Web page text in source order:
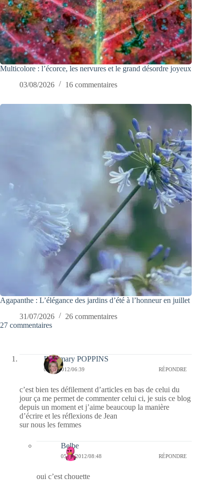
Multicolore : l’écorce, les nervures et le grand désordre joyeux
03/08/2026
16 commentaires
Agapanthe : L’élégance des jardins d’été à l’honneur en juillet
31/07/2026
26 commentaires
27 commentaires
Fabymary POPPINS
05/01/2012/06:39 RÉPONDRE
c’est bien tes défilement d’articles en bas de celui du
jour ça me permet de commenter celui ci, je suis ce blog
depuis un moment et j’aime beaucoup la manière
d’écrire et les réflexions de Jean
sur nous les femmes
Belbe
05/01/2012/08:48 RÉPONDRE
oui c’est chouette